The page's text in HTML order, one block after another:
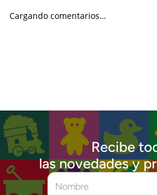
Cargando comentarios…
Recibe
las novedades y